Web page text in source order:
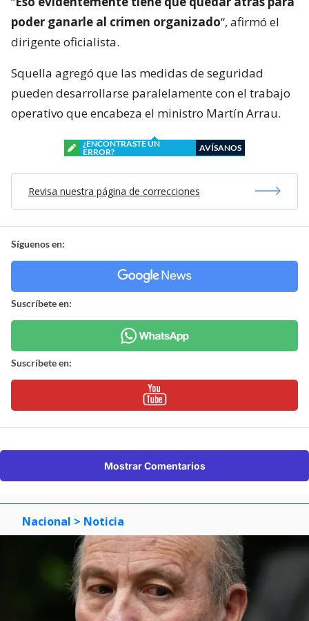
poder ganarle al crimen organizado“, afirmó el
dirigente oficialista.
Squella agregó que las medidas de seguridad
pueden desarrollarse paralelamente con el trabajo
operativo que encabeza el ministro Martín Arrau.
¿ENCONTRASTE UN
ERROR?
AVÍSANOS
Revisa nuestra página de correcciones
Síguenos en:
Suscríbete en:
Suscríbete en:
Mostrar Comentarios
Nacional > Noticia